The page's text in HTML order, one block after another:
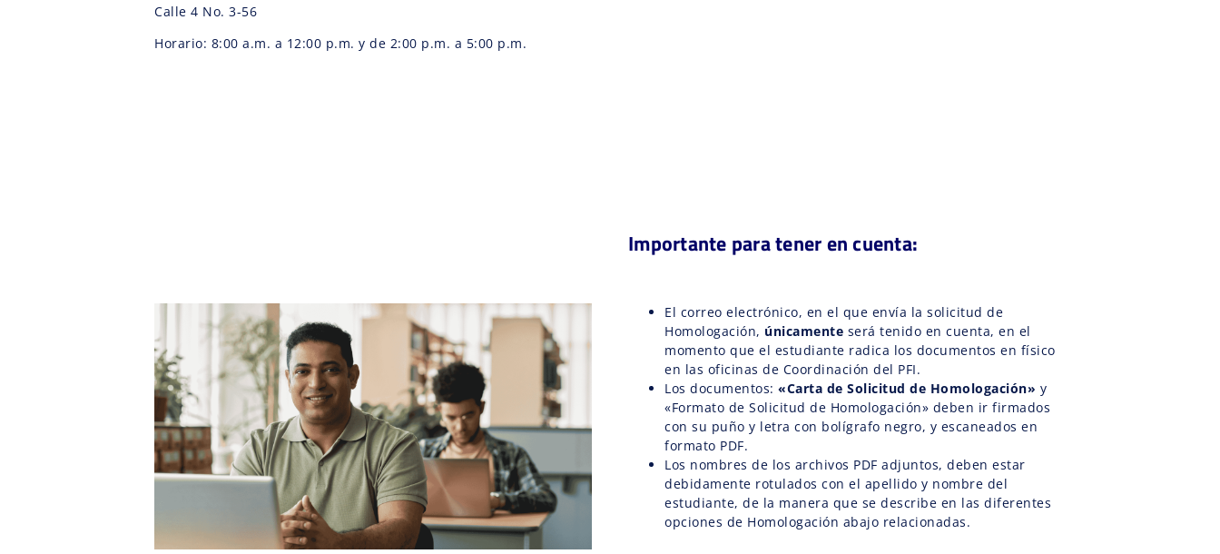
Calle 4 No. 3-56
Horario: 8:00 a.m. a 12:00 p.m. y de 2:00 p.m. a 5:00 p.m.
Importante para tener en cuenta:
El correo electrónico, en el que envía la solicitud de
Homologación, únicamente será tenido en cuenta, en el
momento que el estudiante radica los documentos en físico
en las oficinas de Coordinación del PFI.
Los documentos: «Carta de Solicitud de Homologación» y
«Formato de Solicitud de Homologación» deben ir firmados
con su puño y letra con bolígrafo negro, y escaneados en
formato PDF.
Los nombres de los archivos PDF adjuntos, deben estar
debidamente rotulados con el apellido y nombre del
estudiante, de la manera que se describe en las diferentes
opciones de Homologación abajo relacionadas.